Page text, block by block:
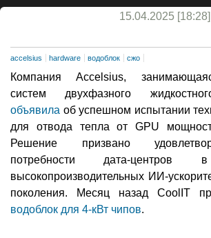
15.04.2025
accelsius hardware водоблок сжо
Компания Accelsius,
систем двухфазного
объявила об успешном испытании
для отвода тепла от GPU
Решение призвано
потребности дата-центров
высокопроизводительных ИИ-
поколения. Месяц назад CoolIT
водоблок для 4-кВт чипов.